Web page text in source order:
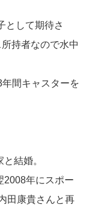
として期待さ
持者なので水中
間キャスターを
結婚。
2008年にスポー
田康貴さんと再